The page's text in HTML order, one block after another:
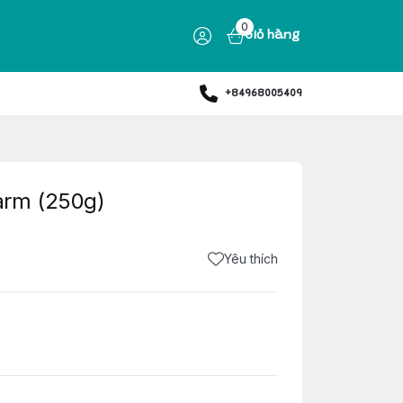
0
Giỏ hàng
+84968005409
(250g)
Yêu thích